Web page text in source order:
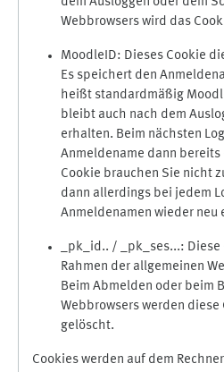
Webbrowsers wird das
MoodleID: Dieses Cookie
Es speichert den
heißt standardmäßig
bleibt auch nach dem
erhalten. Beim nächsten
Anmeldename dann
Cookie brauchen Sie nicht
dann allerdings bei jedem
Anmeldenamen wieder neu
_pk_id.. / _pk_ses...:
Rahmen der allgemeinen
Beim Abmelden oder beim
Webbrowsers werden diese
gelöscht.
Cookies werden auf dem